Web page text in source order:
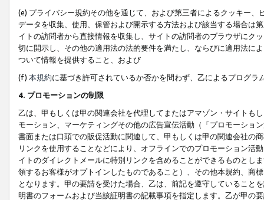
(e) プライバシー規約その他を通じて、および第三者によるクッキー
データを収集、使用、保管および開示する方法および該当する場合は
イトの訪問者から直接情報を収集し、サイトの訪問者のブラウザにク
切に開示し、その他の適用法の法的要件を満たし、ならびに適用法に
ついて情報を提供すること、および
(f) 本規約に基づき許可されているか否かを問わず、乙によるプログ
4. プロモーションの制限
乙は、甲もしくは甲の関連会社を代理してまたはアマゾン・サイトも
モーション、マーケティングその他の広告宣伝活動（「プロモーショ
書面または口頭での販促活動に関連して、甲もしくは甲の関連会社の
リンクを使用することなどにより、オフラインでのプロモーション活
イトのダイレクトメールに特別リンクを含めることができるものとし
領するお客様がオプトインしたものであること）、その他本規約、商
となります。甲の要請を受けた場合、乙は、前記を遵守していること
明書のフォームおよび当該証明書の記載事項を指定します。乙が甲の